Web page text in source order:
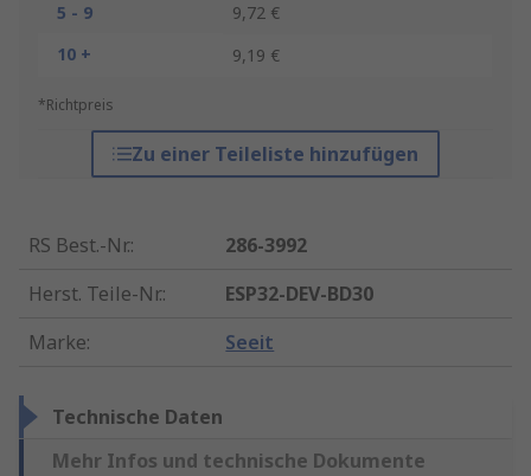
5 - 9
9,72 €
10 +
9,19 €
*Richtpreis
Zu einer Teileliste hinzufügen
RS Best.-Nr.:
286-3992
Herst. Teile-Nr.:
ESP32-DEV-BD30
Marke: Seeit
Technische Daten
Mehr Infos und technische Dokumente